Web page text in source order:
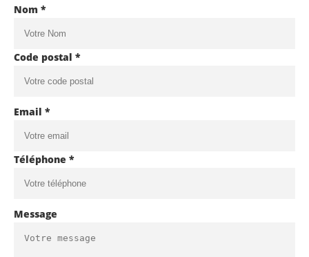
Nom *
Code postal *
Email *
Téléphone *
Message